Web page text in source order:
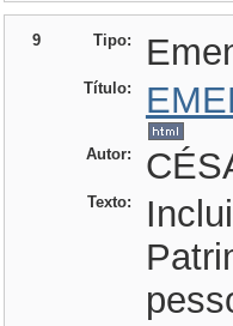
9 Tipo:
Título:
Autor:
Texto: